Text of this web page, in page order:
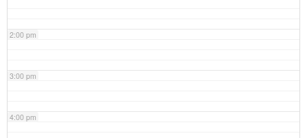
2:00 pm
3:00 pm
4:00 pm